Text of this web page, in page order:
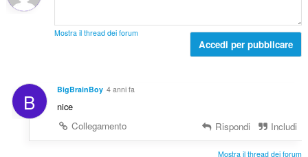
Mostra il thread dei forum
Accedi per pubblicare
B BigBrainBoy 4 anni fa
nice
Collegamento
Rispondi Includi
Mostra il thread dei forum